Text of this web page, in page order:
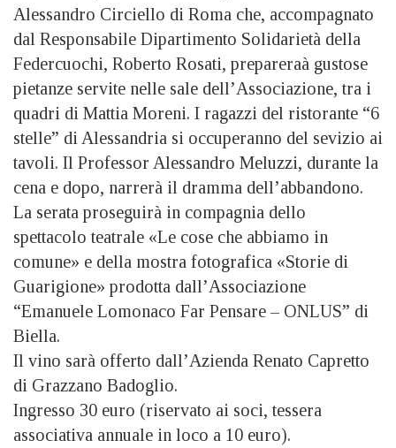
Alessandro Circiello di Roma che, accompagnato
dal Responsabile Dipartimento Solidarietà della
Federcuochi, Roberto Rosati, prepareraà gustose
pietanze servite nelle sale dell’Associazione, tra i
quadri di Mattia Moreni. I ragazzi del ristorante “6
stelle” di Alessandria si occuperanno del sevizio ai
tavoli. Il Professor Alessandro Meluzzi, durante la
cena e dopo, narrerà il dramma dell’abbandono.
La serata proseguirà in compagnia dello
spettacolo teatrale «Le cose che abbiamo in
comune» e della mostra fotografica «Storie di
Guarigione» prodotta dall’Associazione
“Emanuele Lomonaco Far Pensare – ONLUS” di
Biella.
Il vino sarà offerto dall’Azienda Renato Capretto
di Grazzano Badoglio.
Ingresso 30 euro (riservato ai soci, tessera
associativa annuale in loco a 10 euro).